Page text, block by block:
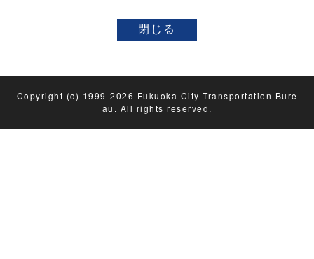
Copyright (c) 1999-2026 Fukuoka City Transportation Bure
au. All rights reserved.